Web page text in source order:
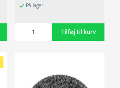
På lager